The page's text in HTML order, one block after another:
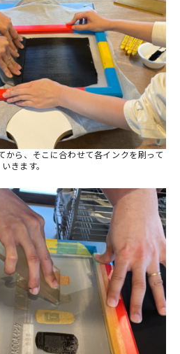
から、そこに合わせて各インクを刷って
いきます。